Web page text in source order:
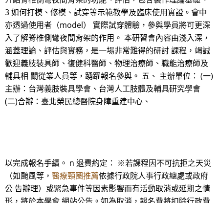
3 如何打模、修模、試穿等示範教學及臨床使用實證。會中
亦透過使用者（model） 實際試穿體驗，參與學員將可更深
入了解脊椎側彎夜間背架的作用。 本研習會內容由淺入深，
涵蓋理論、評估與實務，是一場非常難得的研討 課程，竭誠
歡迎義肢裝具師、復健科醫師、物理治療師、職能治療師及
輔具相 關從業人員等，踴躍報名參與。 五、 主辦單位： (一)
主辦：台灣義肢裝具學會、台灣人工肢體及輔具研究學會
(二)合辦：臺北榮民總醫院身障重建中心、
以完成報名手續。 n 退費約定： ※若課程因不可抗拒之天災
（如颱風等， 醫療頸圈推薦依據行政院人事行政總處或政府
公 告辦理）或緊急事件等因素影響而有活動取消或延期之情